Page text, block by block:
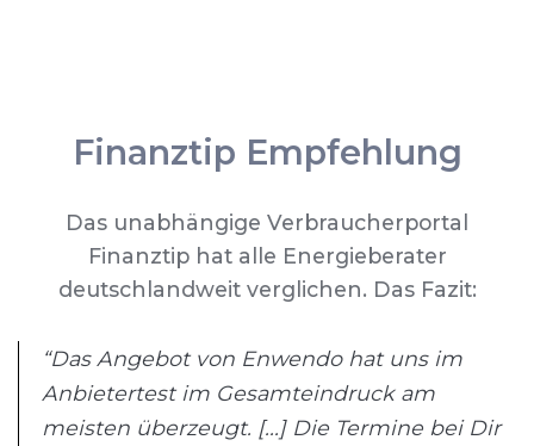
Finanztip Empfehlung
Das unabhängige Verbraucherportal
Finanztip hat alle Energieberater
deutschlandweit verglichen. Das Fazit:
“Das Angebot von Enwendo hat uns im
Anbietertest im Gesamteindruck am
meisten überzeugt. [...] Die Termine bei Dir